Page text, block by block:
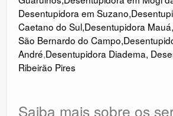
Desentupidora em Suzano,
Caetano do Sul,Desentupidora Mauá,
São Bernardo do Campo,
André,Desentupidora Diadema,
Ribeirão Pires
Saiba mais sobre os